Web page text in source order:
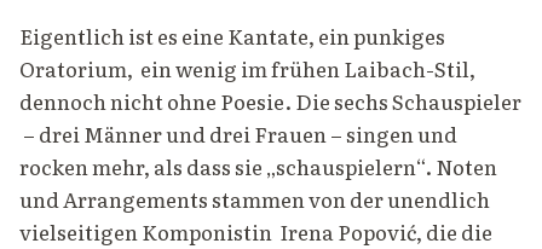
Eigentlich ist es eine Kantate, ein punkiges
Oratorium, ein wenig im frühen Laibach-Stil,
dennoch nicht ohne Poesie. Die sechs Schauspieler
– drei Männer und drei Frauen – singen und
rocken mehr, als dass sie „schauspielern“. Noten
und Arrangements stammen von der unendlich
vielseitigen Komponistin Irena Popović, die die